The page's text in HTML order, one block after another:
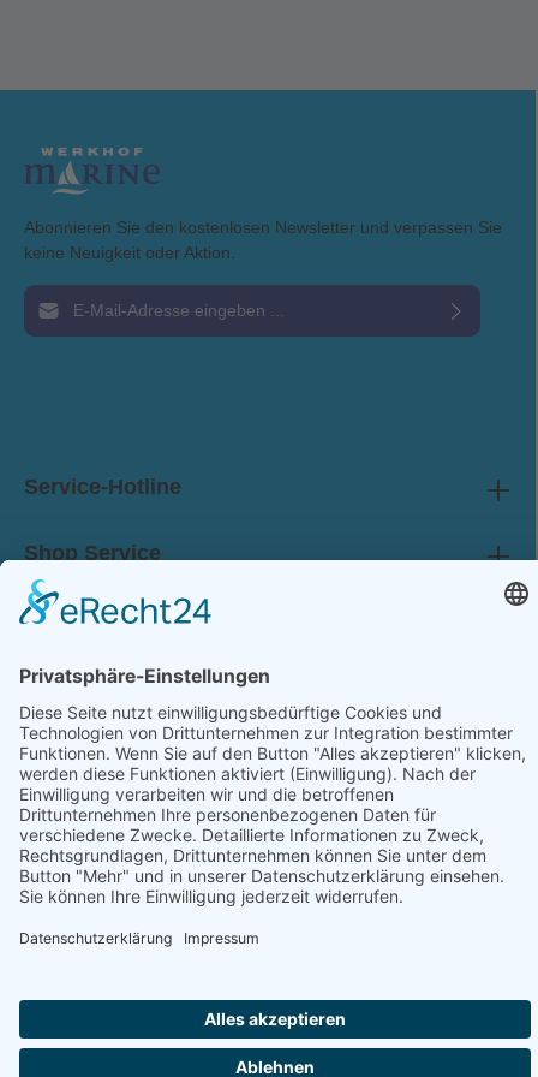
versendet werden. Die Installation von elektrischen Geräten sollte immer
Abonnieren Sie den kostenlosen Newsletter und verpassen Sie
keine Neuigkeit oder Aktion.
E-Mail-Adresse*
Folge uns:
Service-Hotline
Shop Service
Information
© 2026 werkhof.at - with bychiliSCHARF
* Alle Preise inkl. gesetzl. Mehrwertsteuer zzgl.